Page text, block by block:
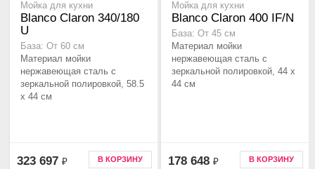
Мойка для кухни
Blanco Claron 340/180
U
База: От 60 см
Материал мойки
нержавеющая сталь с
зеркальной полировкой, 58.5
x 44 см
323 697 ₽ В КОРЗИНУ
Мойка для кухни
Blanco Claron 400 IF/N
База: От 45 см
Материал мойки
нержавеющая сталь с
зеркальной полировкой, 44 x
44 см
178 648 ₽ В КОРЗИНУ